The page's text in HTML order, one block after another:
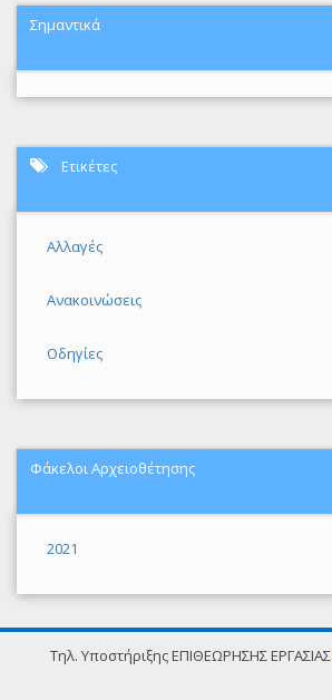
Σημαντικά
Ετικέτες
Αλλαγές
Ανακοινώσεις
Οδηγίες
Φάκελοι Αρχειοθέτησης
2021
Τηλ. Υποστήριξης ΕΠΙΘΕΩΡΗΣΗΣ ΕΡΓΑΣΙΑΣ